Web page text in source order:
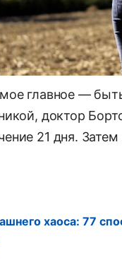
главное —
доктор
21 дня.
хаоса: 77